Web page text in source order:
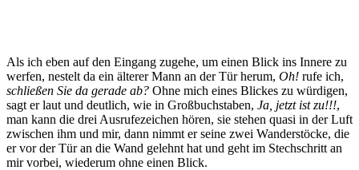
Als ich eben auf den Eingang zugehe, um einen Blick ins Innere zu
werfen, nestelt da ein älterer Mann an der Tür herum, Oh! rufe ich,
schließen Sie da gerade ab? Ohne mich eines Blickes zu würdigen,
sagt er laut und deutlich, wie in Großbuchstaben, Ja, jetzt ist zu!!!,
man kann die drei Ausrufezeichen hören, sie stehen quasi in der Luft
zwischen ihm und mir, dann nimmt er seine zwei Wanderstöcke, die
er vor der Tür an die Wand gelehnt hat und geht im Stechschritt an
mir vorbei, wiederum ohne einen Blick.